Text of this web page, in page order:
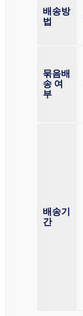
배송방
법
묶음배
송 여
부
배송기
간